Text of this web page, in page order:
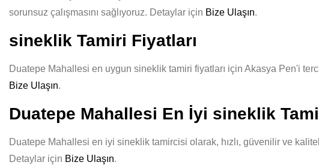
sorunsuz çalışmasını sağlıyoruz. Detaylar için Bize Ulaşın.
sineklik Tamiri Fiyatları
Duatepe Mahallesi en uygun sineklik tamiri fiyatları için Akasya Pen'i
Bize Ulaşın.
Duatepe Mahallesi En İyi sineklik
Duatepe Mahallesi en iyi sineklik tamircisi olarak, hızlı, güvenilir ve
Detaylar için Bize Ulaşın.